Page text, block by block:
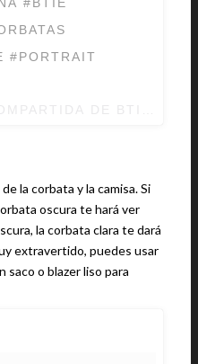
#PORTRAIT
la corbata y la camisa. Si
oscura te hará ver
la corbata clara te dará
extravertido, puedes usar
saco o blazer liso para